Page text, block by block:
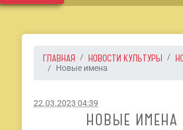
ГЛАВНАЯ НОВОСТИ КУЛЬТУРЫ
Новые имена
22.03.2023 04:39
НОВЫЕ ИМЕНА